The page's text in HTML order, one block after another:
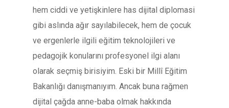
hem ciddi ve yetişkinlere has dijital diplomasi
gibi aslında ağır sayılabilecek, hem de çocuk
ve ergenlerle ilgili eğitim teknolojileri ve
pedagojik konularını profesyonel ilgi alanı
olarak seçmiş birisiyim. Eski bir Millî Eğitim
Bakanlığı danışmanıyım. Ancak buna rağmen
dijital çağda anne-baba olmak hakkında